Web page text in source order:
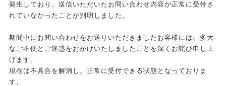
発生しており、送信いただいたお問い合わせ内容が正常に受付さ
れていなかったことが判明しました。
期間中にお問い合わせをお送りいただきましたお客様には、多大
なご不便とご迷惑をおかけいたしましたことを深くお詫び申し上
げます。
現在は不具合を解消し、正常に受付できる状態となっておりま
す。